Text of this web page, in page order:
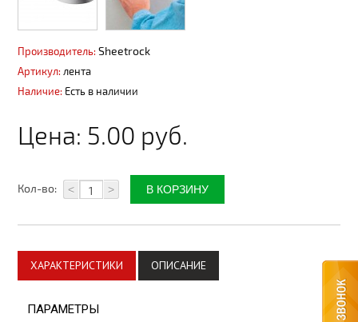
Пены, герметики
Металлопродукция
Плитка керамическая
Автоматика для ворот
Комплектующие для ворот
Утепление дома
Производитель: Sheetrock
Артикул: лента
Наличие: Есть в наличии
Цена: 5.00 руб.
Кол-во: < >
ХАРАКТЕРИСТИКИ ОПИСАНИЕ
ПАРАМЕТРЫ